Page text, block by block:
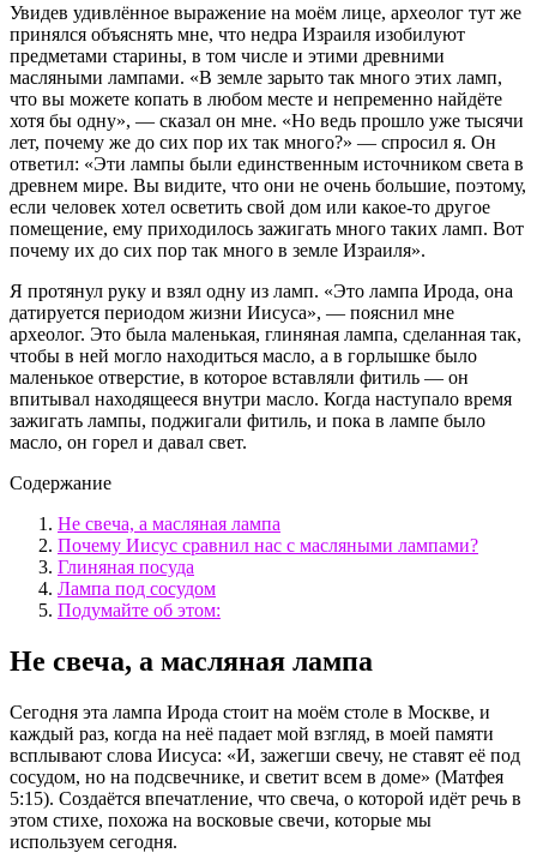
Увидев удивлённое выражение на моём лице, археолог тут же
принялся объяснять мне, что недра Израиля изобилуют
предметами старины, в том числе и этими древними
масляными лампами. «В земле зарыто так много этих ламп,
что вы можете копать в любом месте и непременно найдёте
хотя бы одну», — сказал он мне. «Но ведь прошло уже тысячи
лет, почему же до сих пор их так много?» — спросил я. Он
ответил: «Эти лампы были единственным источником света в
древнем мире. Вы видите, что они не очень большие, поэтому,
если человек хотел осветить свой дом или какое-то другое
помещение, ему приходилось зажигать много таких ламп. Вот
почему их до сих пор так много в земле Израиля».
Я протянул руку и взял одну из ламп. «Это лампа Ирода, она
датируется периодом жизни Иисуса», — пояснил мне
археолог. Это была маленькая, глиняная лампа, сделанная так,
чтобы в ней могло находиться масло, а в горлышке было
маленькое отверстие, в которое вставляли фитиль — он
впитывал находящееся внутри масло. Когда наступало время
зажигать лампы, поджигали фитиль, и пока в лампе было
масло, он горел и давал свет.
Содержание
Не свеча, а масляная лампа
Почему Иисус сравнил нас с масляными лампами?
Глиняная посуда
Лампа под сосудом
Подумайте об этом:
Не свеча, а масляная лампа
Сегодня эта лампа Ирода стоит на моём столе в Москве, и
каждый раз, когда на неё падает мой взгляд, в моей памяти
всплывают слова Иисуса: «И, зажегши свечу, не ставят её под
сосудом, но на подсвечнике, и светит всем в доме» (Матфея
5:15). Создаётся впечатление, что свеча, о которой идёт речь в
этом стихе, похожа на восковые свечи, которые мы
используем сегодня.